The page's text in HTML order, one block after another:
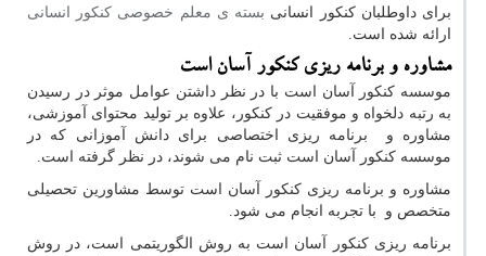
برای داوطلبان کنکور انسانی بسته ی معلم خصوصی کنکور انسانی
ارائه شده است.
مشاوره و برنامه ریزی کنکور آسان است
موسسه کنکور آسان است با در نظر داشتن عوامل موثر در رسیدن
به رتبه دلخواه و موفقیت در کنکور، علاوه بر تولید محتوای آموزشی،
مشاوره و برنامه ریزی اختصاصی برای دانش آموزانی که در
موسسه کنکور آسان است ثبت نام می شوند، در نظر گرفته است.
مشاوره و برنامه ریزی کنکور آسان است توسط مشاورین تحصیلی
متخصص و با تجربه انجام می شود.
برنامه ریزی کنکور آسان است به روش الگوریتمی است، در روش